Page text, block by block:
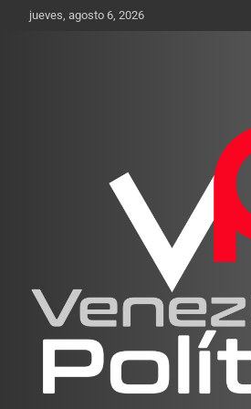
Saltarjueves, agosto 6, 2026